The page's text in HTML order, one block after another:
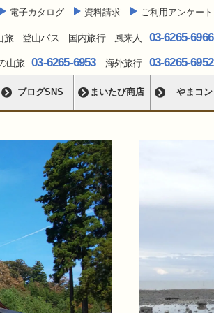
電子カタログ 資料請求 ご利用アンケート
旅 登山バス 国内旅行 風来人 03-6265-6966
山旅 03-6265-6953海外旅行 03-6265-6952
ブログSNS まいたび商店 やまコン